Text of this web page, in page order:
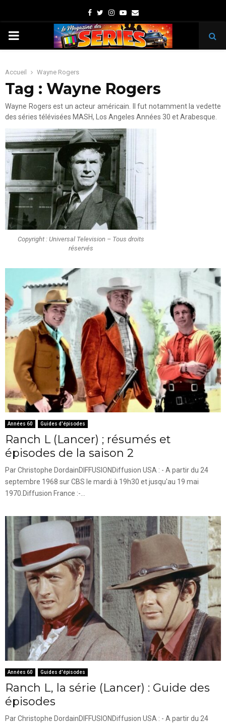
Facebook
TwitterInstagram
Youtube
Email
PRIMARY
Accueil Wayne Rogers
Tag : Wayne Rogers
Wayne Rogers est un acteur américain. Il fut notamment la vedette
des séries télévisées MASH, Los Angeles Années 30 et Arabesque.
Copyright : Universal Television – Tous droits
réservés
Années 60 Guides d'épisodes
Ranch L (Lancer) ; résumés et
épisodes de la saison 2
Par Christophe DordainDIFFUSIONDiffusion USA : - A partir du 24
septembre 1968 sur CBS le mardi à 19h30 et jusqu'au 19 mai
1970.Diffusion France :-...
Années 60 Guides d'épisodes
Ranch L, la série (Lancer) : Guide des
épisodes
Par Christophe DordainDIFFUSIONDiffusion USA : - A partir du 24